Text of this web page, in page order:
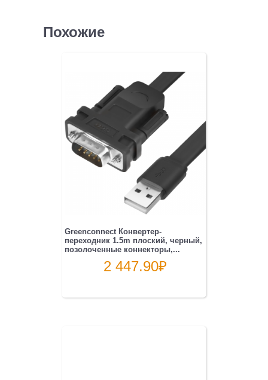
USB
Похожие
Greenconnect Конвертер-
переходник 1.5m плоский, черный,
позолоченные коннекторы,...
2 447.90₽